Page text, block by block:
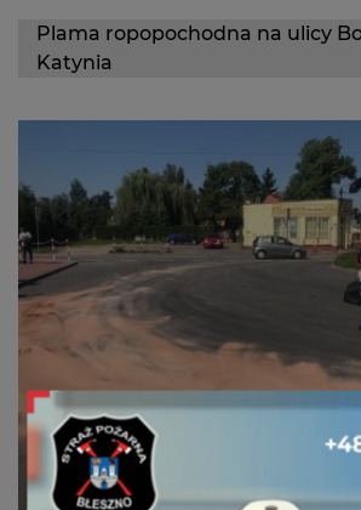
Plama ropopochodna na ulicy
Katynia